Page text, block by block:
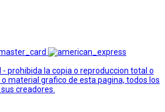
prohibida la copia o reproduccion total o
material grafico de esta pagina, todos los
creadores.